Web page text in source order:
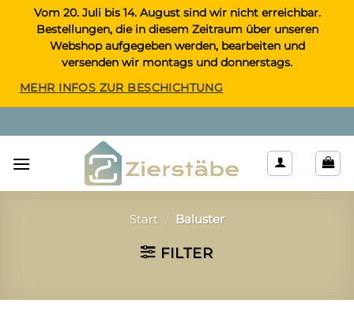
Inhalt
springen
Vom 20. Juli bis 14. August sind wir nicht erreichbar.
Bestellungen, die in diesem Zeitraum über unseren
Webshop aufgegeben werden, bearbeiten und
versenden wir montags und donnerstags.
MEHR INFOS ZUR BESCHICHTUNG
Start / Baluster
FILTER